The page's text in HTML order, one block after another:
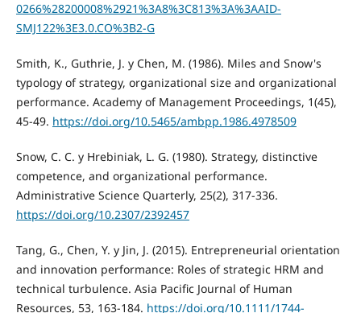
0266%28200008%2921%3A8%3C813%3A%3AAID-
SMJ122%3E3.0.CO%3B2-G
Smith, K., Guthrie, J. y Chen, M. (1986). Miles and Snow's
typology of strategy, organizational size and organizational
performance. Academy of Management Proceedings, 1(45),
45-49. https://doi.org/10.5465/ambpp.1986.4978509
Snow, C. C. y Hrebiniak, L. G. (1980). Strategy, distinctive
competence, and organizational performance.
Administrative Science Quarterly, 25(2), 317-336.
https://doi.org/10.2307/2392457
Tang, G., Chen, Y. y Jin, J. (2015). Entrepreneurial orientation
and innovation performance: Roles of strategic HRM and
technical turbulence. Asia Pacific Journal of Human
Resources, 53, 163-184. https://doi.org/10.1111/1744-